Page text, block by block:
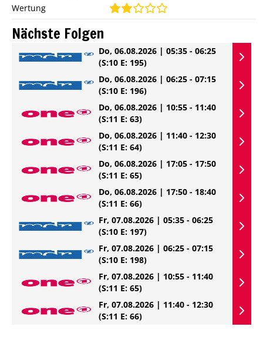
Wertung
Nächste Folgen
Do, 06.08.2026 | 05:35 - 06:25
(S:10 E: 195)
Do, 06.08.2026 | 06:25 - 07:15
(S:10 E: 196)
Do, 06.08.2026 | 10:55 - 11:40
(S:11 E: 63)
Do, 06.08.2026 | 11:40 - 12:30
(S:11 E: 64)
Do, 06.08.2026 | 17:05 - 17:50
(S:11 E: 65)
Do, 06.08.2026 | 17:50 - 18:40
(S:11 E: 66)
Fr, 07.08.2026 | 05:35 - 06:25
(S:10 E: 197)
Fr, 07.08.2026 | 06:25 - 07:15
(S:10 E: 198)
Fr, 07.08.2026 | 10:55 - 11:40
(S:11 E: 65)
Fr, 07.08.2026 | 11:40 - 12:30
(S:11 E: 66)